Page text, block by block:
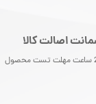
اصالت کالا